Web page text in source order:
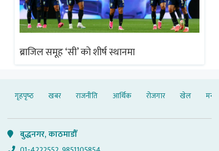
ब्राजिल समूह ‘सी’ को शीर्ष स्थानमा
गृहपृष्‍ठ खबर राजनीति आर्थिक रोजगार खेल
बुद्धनगर, काठमाडौँ